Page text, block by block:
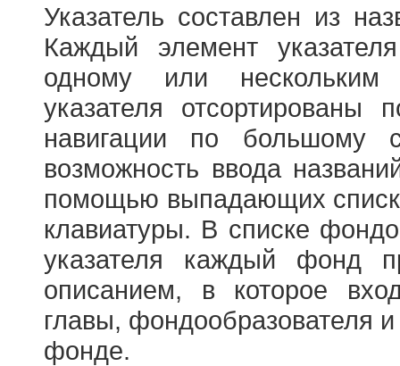
Указатель составлен из
Каждый элемент
одному или
указателя отсортированы
навигации по большому
возможность ввода
помощью выпадающих
клавиатуры. В списке
указателя каждый фонд
описанием, в которое
главы, фондообразователя
фонде.